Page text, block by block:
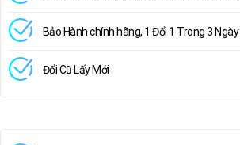
Bảo Hành chính hãng, 1 Đổi 1 Trong 3 Ngày
Đổi Cũ Lấy Mới